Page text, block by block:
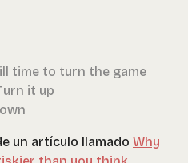
time to turn the game
it up
un artículo llamado Why